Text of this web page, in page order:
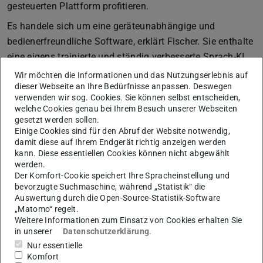
gesteuerten Plattform profitieren.
Es handele sich um eine geräteunabhängige und
bedienerfreundliche Software, erklärt Fischer. Sie enthalte
eine eigens trainierte und ständig verbesserte Sprach-KI
sowie alle notwendigen und ständig aktualisierten
Rechtstexte. Das funktioniere vor allem auch Behörden-
übergreifend, beinhalte also etwa auch
Arbeitsstättenrichtlinien oder die gemeindespezifischen
Stellplatzsatzungen. Alle Daten bleiben bei den
Nutzer:innen und sind nur über deutsche Server
zugänglich.
”
2025 wollen wir das System skalieren, also
deutschlandweit anbieten, und hoffen auf
Wir möchten die Informationen und das Nutzungserlebnis auf
dieser Webseite an Ihre Bedürfnisse anpassen. Deswegen
verwenden wir sog. Cookies. Sie können selbst entscheiden,
welche Cookies genau bei Ihrem Besuch unserer Webseiten
gesetzt werden sollen.
Einige Cookies sind für den Abruf der Website notwendig,
damit diese auf Ihrem Endgerät richtig anzeigen werden
kann. Diese essentiellen Cookies können nicht abgewählt
werden.
Der Komfort-Cookie speichert Ihre Spracheinstellung und
bevorzugte Suchmaschine, während „Statistik“ die
Auswertung durch die Open-Source-Statistik-Software
„Matomo“ regelt.
Weitere Informationen zum Einsatz von Cookies erhalten Sie
in unserer
Datenschutzerklärung.
Nur essentielle
Komfort